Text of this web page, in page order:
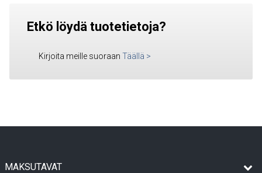
Etkö löydä tuotetietoja?
Kirjoita meille suoraan Täällä >
MAKSUTAVAT